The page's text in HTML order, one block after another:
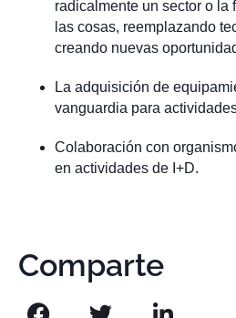
radicalmente un sector o la
las cosas, reemplazando
creando nuevas
La adquisición de
vanguardia para
Colaboración con
en actividades de I+D.
Comparte